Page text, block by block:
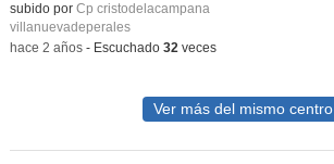
subido por Cp cristodelacampana
villanuevadeperales
-hace 2 años- Escuchado 32veces
Ver más del mismo centro